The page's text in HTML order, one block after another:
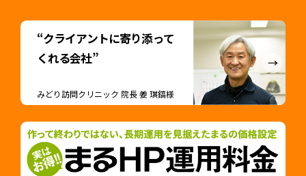
“クライアントに寄り添って
くれる会社”
みどり訪問クリニック 院長 姜 琪鎬様